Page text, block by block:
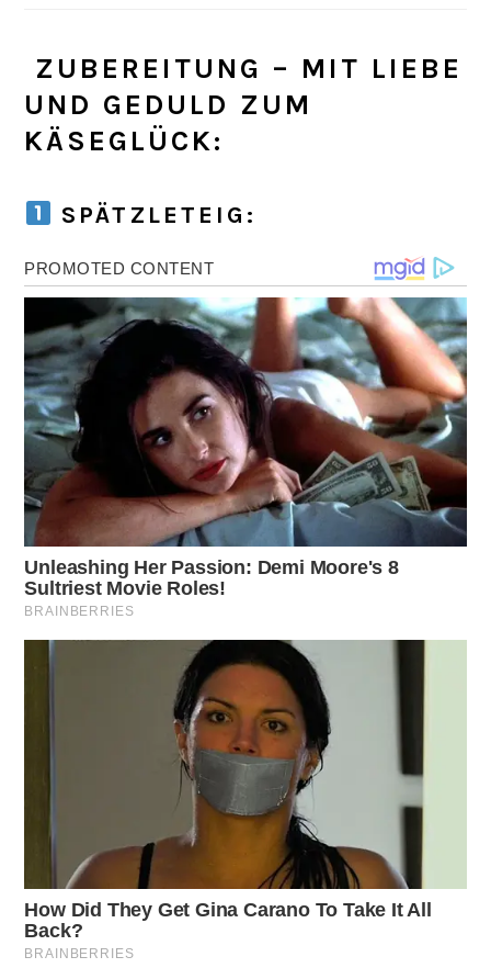
‍ ZUBEREITUNG – MIT LIEBE
UND GEDULD ZUM
KÄSEGLÜCK:
SPÄTZLETEIG: